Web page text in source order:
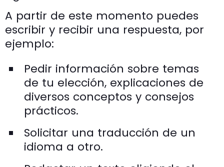
A partir de este momento puedes
escribir y recibir una respuesta, por
ejemplo:
Pedir información sobre temas
de tu elección, explicaciones de
diversos conceptos y consejos
prácticos.
Solicitar una traducción de un
idioma a otro.